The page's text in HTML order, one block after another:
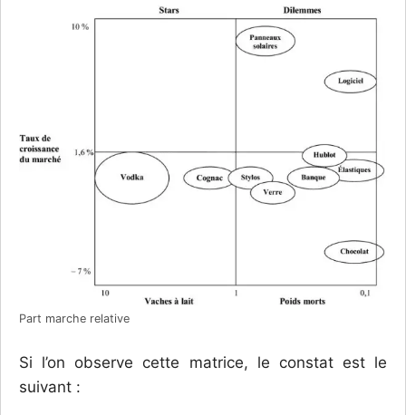
Part marche relative
Si l’on observe cette matrice, le constat est le
suivant :